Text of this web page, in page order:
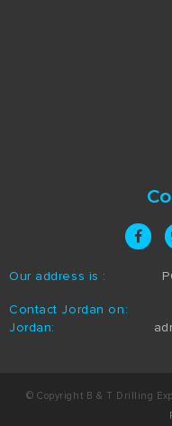
Our address is :
Contact Jordan on:
Jordan:
© Copyright B & T Drilling